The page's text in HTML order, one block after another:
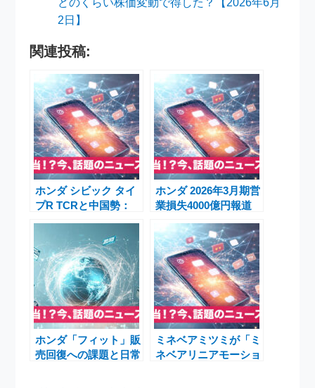
どのくらい株価変動で得した？【2026年6月
2日】
関連投稿:
ホンダ シビック タイ
プR TCRと中国勢：
LingShengが映す新
時代の競争軸
ホンダ 2026年3月期営
業損失4000億円報道
ホンダ「フィット」販
売回復への課題と日常
ミネベアミツミが「ミ
ネベアリニアモーショ